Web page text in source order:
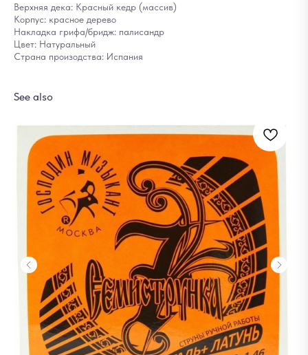
Верхняя дека: Красный кедр (массив)
Корпус: красное дерево
Накладка грифа/бридж: палисандр
Цвет: Натуральный
Страна произодства: Испания
See also